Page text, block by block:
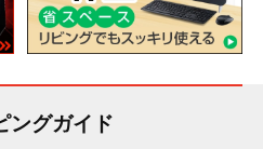
ングガイド